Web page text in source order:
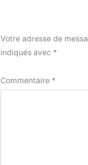
Votre adresse de
indiqués avec *
Commentaire *